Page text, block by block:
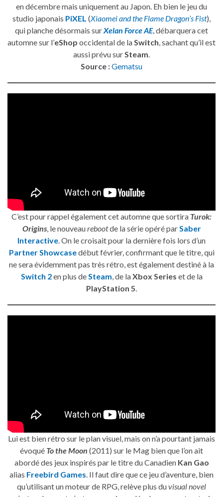
en décembre mais uniquement au Japon. Eh bien le jeu du
studio japonais PiXEL (Xiaomei and the Flame Dragon’s Fist),
qui planche désormais surXelan Force AE, débarquera cet
automne sur l’eShop occidental de laSwitch, sachant qu’il est
aussi prévu surSteam.
Source :Gematsu
C’est pour rappel également cet automne que sortira Turok:
Origins, le nouveaurebootde la série opéré parSaber
Interactive. On le croisait pour la dernière fois lors d’un
Partner Showcasedébut février, confirmant que le titre, qui
ne sera évidemment pas très rétro, est également destiné à la
Switch 2en plus deSteam, de laXbox Series et de la
PlayStation 5.
Lui est bien rétro sur le plan visuel, mais on n’a pourtant jamais
évoqué To the Moon (2011) sur le Mag bien que l’on ait
abordé des jeux inspirés par le titre du Canadien Kan Gao
alias Freebird Games. Il faut dire que ce jeu d’aventure, bien
qu’utilisant un moteur de RPG, relève plus duvisual novel